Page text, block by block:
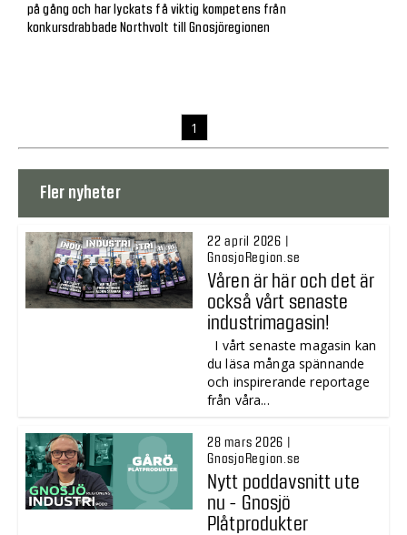
på gång och har lyckats få viktig kompetens från
konkursdrabbade Northvolt till Gnosjöregionen
1
Fler nyheter
22 april 2026 |
GnosjoRegion.se
Våren är här och det är
också vårt senaste
industrimagasin!
I vårt senaste magasin kan
du läsa många spännande
och inspirerande reportage
från våra...
28 mars 2026 |
GnosjoRegion.se
Nytt poddavsnitt ute
nu - Gnosjö
Plåtprodukter